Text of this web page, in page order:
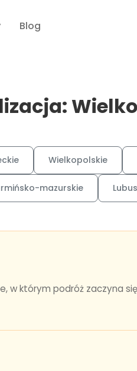
Blog
Wielkopolskie
mazurskie
w którym podróż zaczyna